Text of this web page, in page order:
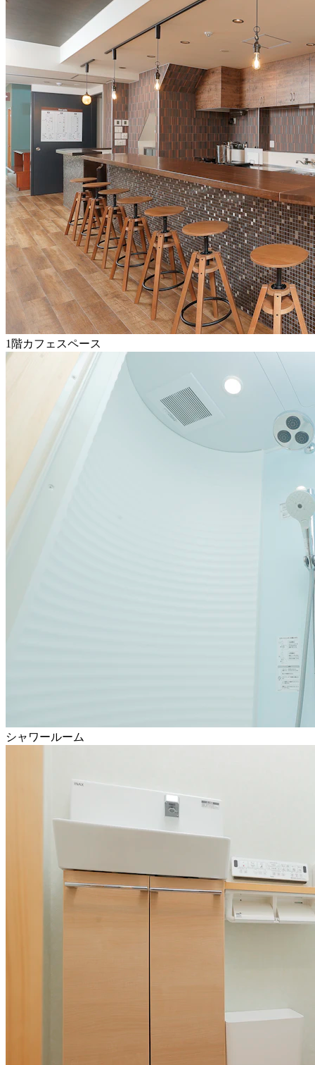
1階カフェスペース
シャワールーム